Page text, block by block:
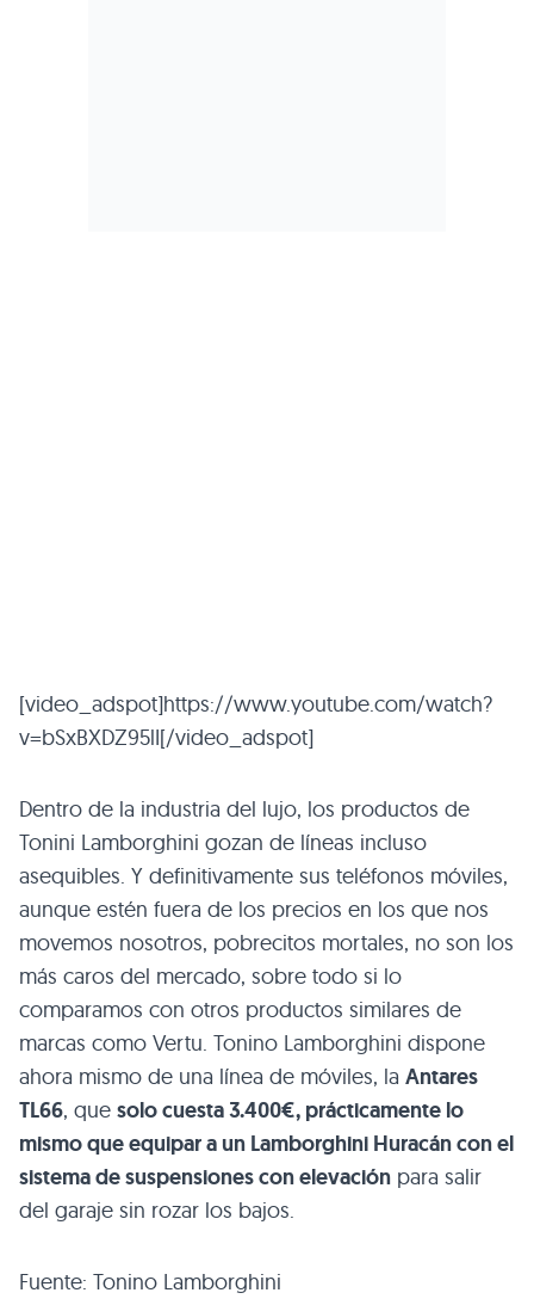
[video_adspot]https://www.youtube.com/watch?
v=bSxBXDZ95lI[/video_adspot]
Dentro de la industria del lujo, los productos de
Tonini Lamborghini gozan de líneas incluso
asequibles. Y definitivamente sus teléfonos móviles,
aunque estén fuera de los precios en los que nos
movemos nosotros, pobrecitos mortales, no son los
más caros del mercado, sobre todo si lo
comparamos con otros productos similares de
marcas como Vertu. Tonino Lamborghini dispone
ahora mismo de una línea de móviles, la Antares
TL66, que solo cuesta 3.400€, prácticamente lo
mismo que equipar a un Lamborghini Huracán con el
sistema de suspensiones con elevación para salir
del garaje sin rozar los bajos.
Fuente: Tonino Lamborghini